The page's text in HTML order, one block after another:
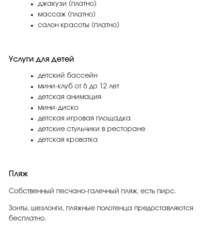
джакузи (платно)
массаж (платно)
салон красоты (платно)
Услуги для детей
детский бассейн
мини-клуб от 6 до 12 лет
детская анимация
мини-диско
детская игровая площадка
детские стульчики в ресторане
детская кроватка
Пляж
Собственный песчано-галечный пляж, есть пирс.
Зонты, шезлонги, пляжные полотенца предоставляются
бесплатно.